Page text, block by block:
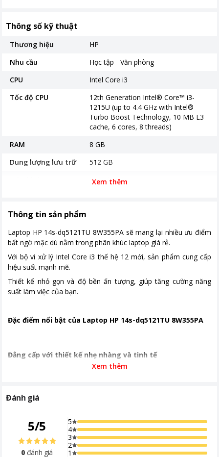
Thông số kỹ thuật
Thương hiệu
HP
Nhu cầu
Học tập - Văn phòng
CPU
Intel Core i3
Tốc độ CPU
12th Generation Intel® Core™ i3-
1215U (up to 4.4 GHz with Intel®
Turbo Boost Technology, 10 MB L3
cache, 6 cores, 8 threads)
RAM
8 GB
Dung lượng lưu trữ
512 GB
14 inch
Công nghệ màn hình
nits, 45% NTSC
Đồ họa và Âm thanh
Intel® UHD Graphics Loa kép, DTS
Studio Sound
Cổng kết nối
Thời gian bảo hành
Nơi sản xuất
Khoảng giá
Từ 5 - 10 triệu
Xem thêm
Thông tin sản phẩm
Laptop HP 14s-dq5121TU 8W355PA sẽ mang lại nhiều ưu điểm
bất ngờ mặc dù nằm trong phân khúc laptop giá rẻ.
Với bộ vi xử lý Intel Core i3 thế hệ 12 mới, sản phẩm cung cấp
hiệu suất mạnh mẽ.
Thiết kế nhỏ gọn và độ bền ấn tượng, giúp tăng cường năng
suất làm việc của bạn.
Đặc điểm nổi bật của Laptop HP 14s-dq5121TU 8W355PA
Đẳng cấp với thiết kế nhẹ nhàng và tinh tế
Với lối thiết kế thanh lịch và sang trọng, máy tính này có đường
Màn hình siêu mỏng giúp giảm kích thước tổng thể, mang lại
Với trọng lượng chỉ 1,4kg và độ mỏng 1,79cm, bạn có thể dễ
Xem thêm
Đánh giá
5/5
0 đánh giá
5
4
3
2
1